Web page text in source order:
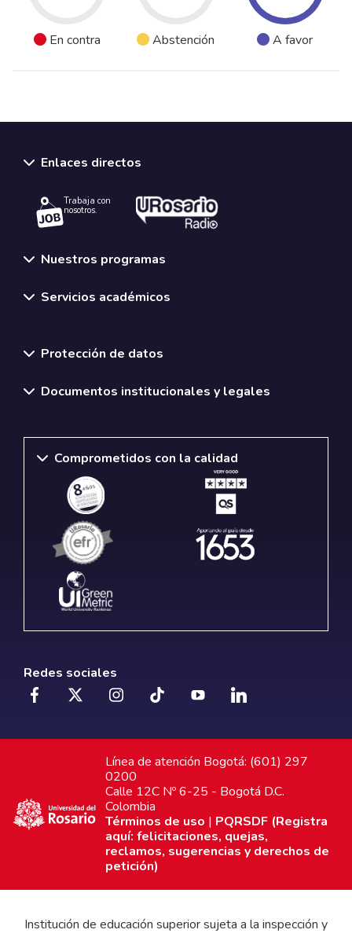
En contra Abstención A favor
Enlaces directos
Trabaja con
nosotros.
Nuestros programas
Servicios académicos
Protección de datos
Documentos institucionales y legales
Comprometidos con la calidad
Redes sociales
Línea de atención Bogotá: (601) 297
0200
Calle 12C Nº 6-25 - Bogotá D.C.
Colombia
Términos de uso | PQRSDF (Registra
aquí: felicitaciones, quejas,
reclamos, sugerencias y derechos de
petición)
Institución de educación superior sujeta a la inspección y